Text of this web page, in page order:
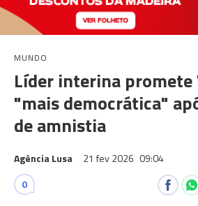
MUNDO
Líder interina promete
"mais democrática"
de amnistia
Agência Lusa 21 fev 2026 09:04
0